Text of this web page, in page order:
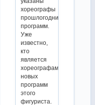
хореографы
прошлогодних
программ.
Уже
известно,
кто
является
хореографами
новых
программ
этого
фигуриста.